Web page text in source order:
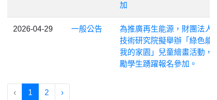
加
2026-04-29 一般公告
為推廣再生能源，財團法人
技術研究院擬舉辦「綠色能
我的家園」兒童繪畫活動，
勵學生踴躍報名參加。
‹ 1 2 ›